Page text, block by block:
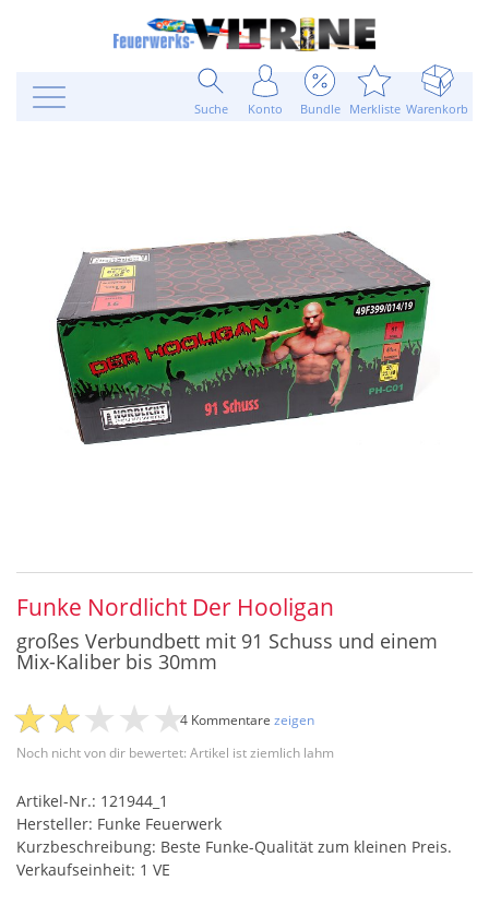
Suche Konto Bundle Merkliste Warenkorb
Funke Nordlicht Der Hooligan
großes Verbundbett mit 91 Schuss und einem
Mix-Kaliber bis 30mm
Noch nicht von dir bewertet: Artikel ist ziemlich lahm
4 Kommentare zeigen
Artikel-Nr.: 121944_1
Hersteller: Funke Feuerwerk
Kurzbeschreibung: Beste Funke-Qualität zum kleinen Preis.
Verkaufseinheit: 1 VE